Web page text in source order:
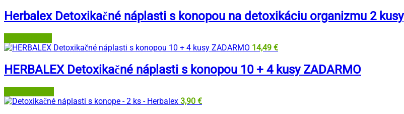
Herbalex Detoxikačné náplasti s konopou na detoxikáciu organizmu 2 kusy
14,49 €
HERBALEX Detoxikačné náplasti s konopou 10 + 4 kusy ZADARMO
3,90 €